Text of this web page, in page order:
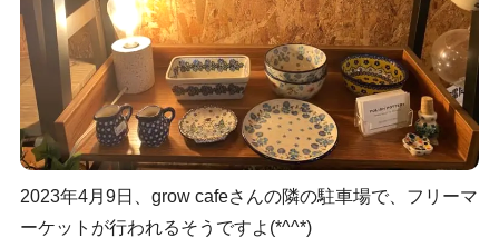
2023年4月9日、grow cafeさんの隣の駐車場で、フリーマ
ーケットが行われるそうですよ(*^^*)